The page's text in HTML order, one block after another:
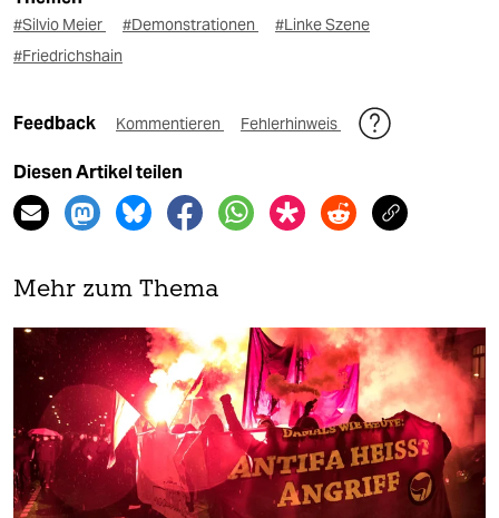
#Silvio Meier #Demonstrationen
#Linke Szene
#Friedrichshain
Feedback Kommentieren Fehlerhinweis
Diesen Artikel teilen
Mehr zum Thema